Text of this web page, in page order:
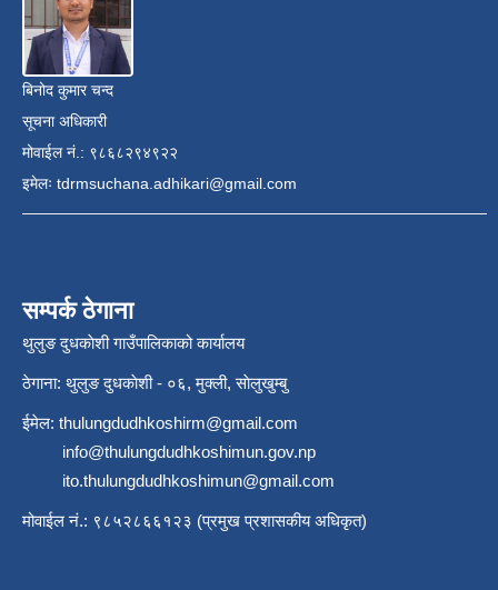
बिनोद कुमार चन्द
सूचना अधिकारी
मोवाईल नं.: ९८६८२९४९२२
इमेलः tdrmsuchana.adhikari@gmail.com
सम्पर्क ठेगाना
थुलुङ दुधकाेशी गाउँपालिकाको कार्यालय
ठेगाना: थुलुङ दुधकाेशी - ०६, मुक्ली, साेलुखुम्बु
ईमेल: thulungdudhkoshirm@gmail.com
info@thulungdudhkoshimun.gov.np
ito.thulungdudhkoshimun@gmail.com
मोवाईल नं.: ९८५२८६६१२३ (प्रमुख प्रशासकीय अधिकृत)